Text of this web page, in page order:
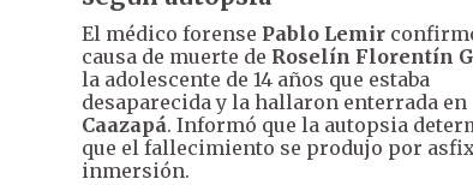
El médico forense Pablo Lemir
causa de muerte de Roselín Florentín
la adolescente de 14 años que estaba
desaparecida y la hallaron enterrada en
Caazapá. Informó que la autopsia
que el fallecimiento se produjo por
inmersión.